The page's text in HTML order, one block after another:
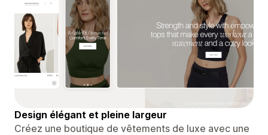
Design élégant et pleine largeur
Créez une boutique de vêtements de luxe avec une